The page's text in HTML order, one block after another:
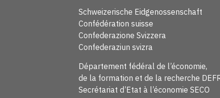
Schweizerische Eidgenossenschaft
Confédération suisse
Confederazione Svizzera
Confederaziun svizra
Département fédéral de l’économie,
de la formation et de la recherche
Secrétariat d’Etat à l’économie SECO